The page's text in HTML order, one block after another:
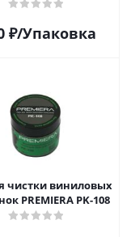
₽/Упаковка
чистки виниловых
PREMIERA PK-108